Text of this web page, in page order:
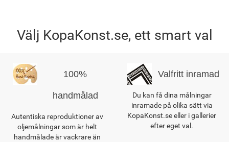
Välj KopaKonst.se, ett smart val
100%
handmålad
Autentiska reproduktioner av
oljemålningar som är helt
handmålade är vackrare än
Valfritt inramad
Du kan få dina målningar
inramade på olika sätt via
KopaKonst.se eller i gallerier
efter eget val.